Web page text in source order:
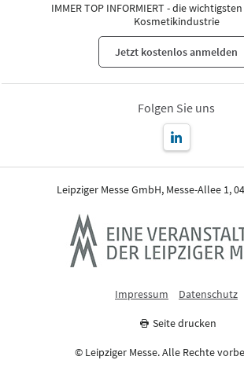
IMMER TOP INFORMIERT - die
Kosmetikindustrie
Jetzt kostenlos anmelden
Folgen Sie uns
Leipziger Messe GmbH, Messe-Allee 1,
Impressum Datenschutz
Seite drucken
© Leipziger Messe. Alle Rechte